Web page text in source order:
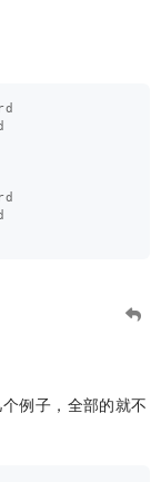
例子，全部的就不